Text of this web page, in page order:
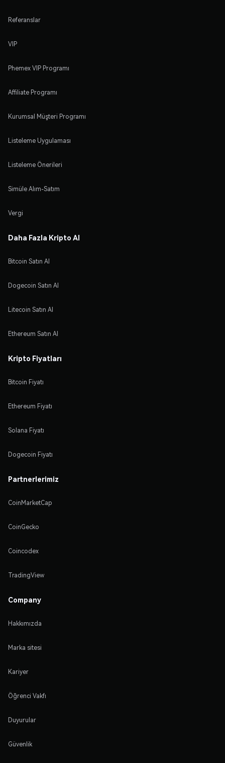
Referanslar
VIP
Phemex VIP Programı
Affiliate Programı
Kurumsal Müşteri Programı
Listeleme Uygulaması
Listeleme Önerileri
Simüle Alım-Satım
Vergi
Daha Fazla Kripto Al
Bitcoin Satın Al
Dogecoin Satın Al
Litecoin Satın Al
Ethereum Satın Al
Kripto Fiyatları
Bitcoin Fiyatı
Ethereum Fiyatı
Solana Fiyatı
Dogecoin Fiyatı
Partnerlerimiz
CoinMarketCap
CoinGecko
Coincodex
TradingView
Company
Hakkımızda
Marka sitesi
Kariyer
Öğrenci Vakfı
Duyurular
Güvenlik